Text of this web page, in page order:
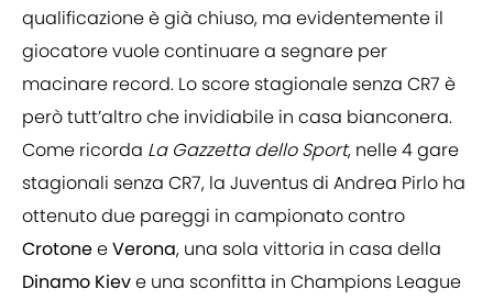
qualificazione è già chiuso, ma evidentemente il
giocatore vuole continuare a segnare per
macinare record. Lo score stagionale senza CR7 è
però tutt’altro che invidiabile in casa bianconera.
Come ricorda La Gazzetta dello Sport, nelle 4 gare
stagionali senza CR7, la Juventus di Andrea Pirlo ha
ottenuto due pareggi in campionato contro
CrotoneeVerona, una sola vittoria in casa della
Dinamo Kieve una sconfitta in Champions League